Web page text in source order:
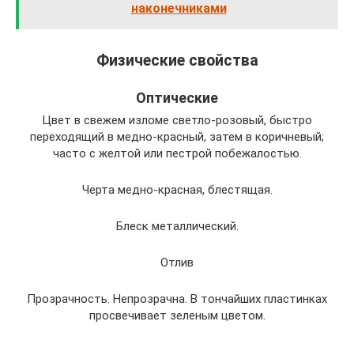
наконечниками
Физические свойства
Оптические
Цвет в свежем изломе светло-розовый, быстро
переходящий в медно-красный, затем в коричневый;
часто с желтой или пестрой побежалостью.
Черта медно-красная, блестящая.
Блеск металлический.
Отлив
Прозрачность. Непрозрачна. В тончайших пластинках
просвечивает зеленым цветом.